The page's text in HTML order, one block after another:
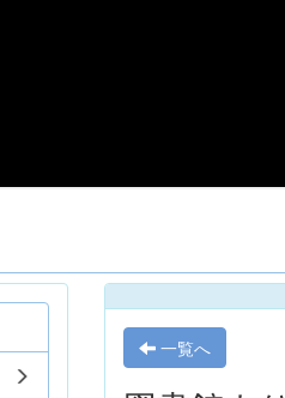
一覧へ